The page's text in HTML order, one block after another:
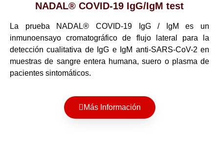
NADAL® COVID-19 IgG/IgM test
La prueba NADAL® COVID-19 IgG / IgM es un
inmunoensayo cromatográfico de flujo lateral para la
detección cualitativa de IgG e IgM anti-SARS-CoV-2 en
muestras de sangre entera humana, suero o plasma de
pacientes sintomáticos.
Más Información